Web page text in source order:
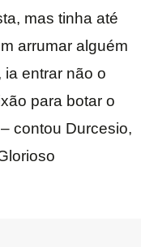
mas tinha até
arrumar alguém
ia entrar não o
para botar o
contou Durcesio,